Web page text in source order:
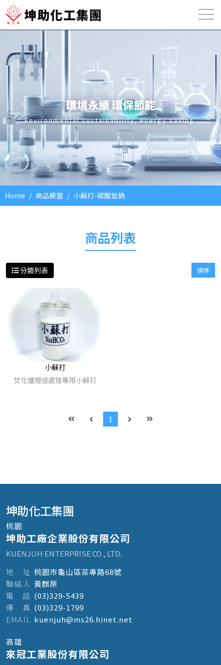
環境永續環保節能
Environmental sustainability, energy saving.
Home 商品櫥窗 小蘇打-碳酸氫鈉
商品列表
分類列表 排序
小蘇打
焚化爐煙道處理專用小蘇打
1
坤助化工集團
桃園
坤助工廠企業股份有限公司
KUENJUH ENTERPRISE CO., LTD.
地
址 桃園市龜山區茶專路68號
聯絡 人 黃麒原
電
話 (03)329-5439
傳
真 (03)329-1799
EMAI L kuenjuh@ms26.hinet.net
高雄
來冠工業股份有限公司